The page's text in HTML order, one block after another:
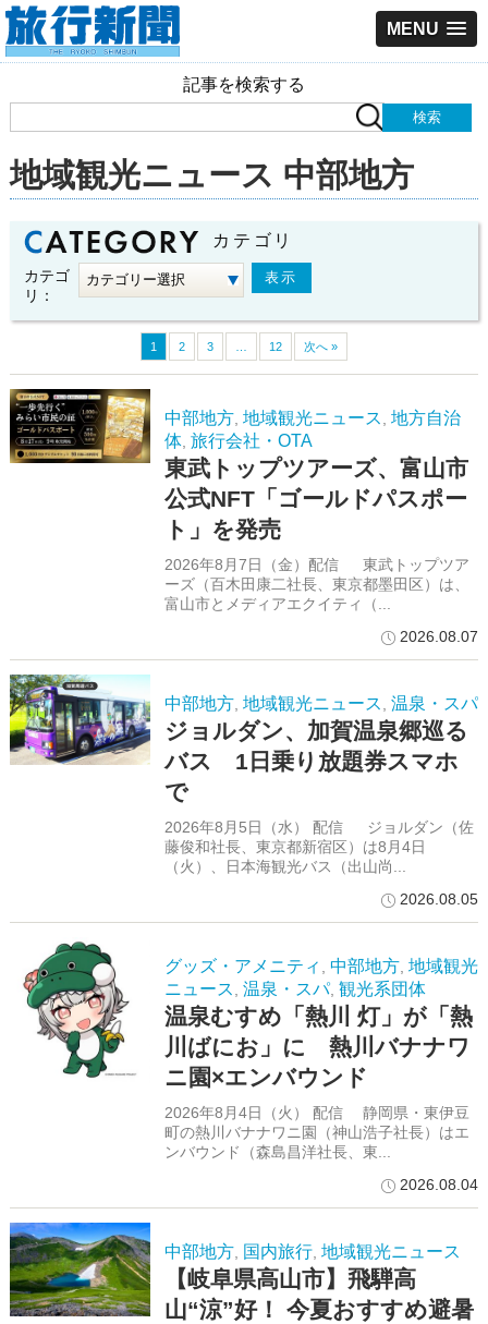
MENU
記事を検索する
地域観光ニュース 中部地方
カテゴリ
カテゴ
リ：
1 2 3 12 次へ »
中部地方, 地域観光ニュース, 地方自治
体, 旅行会社・OTA
東武トップツアーズ、富山市
公式NFT「ゴールドパスポー
ト」を発売
2026年8月7日（金）配信 東武トップツア
ーズ（百木田康二社長、東京都墨田区）は、
富山市とメディアエクイティ（...
2026.08.07
中部地方, 地域観光ニュース, 温泉・スパ
ジョルダン、加賀温泉郷巡る
バス 1日乗り放題券スマホ
で
2026年8月5日（水） 配信 ジョルダン（佐
藤俊和社長、東京都新宿区）は8月4日
（火）、日本海観光バス（出山尚...
2026.08.05
グッズ・アメニティ , 中部地方, 地域観光
ニュース, 温泉・スパ, 観光系団体
温泉むすめ「熱川 灯」が「熱
川ばにお」に 熱川バナナワ
ニ園×エンバウンド
2026年8月4日（火） 配信 静岡県・東伊豆
町の熱川バナナワニ園（神山浩子社長）はエ
ンバウンド（森島昌洋社長、東...
2026.08.04
中部地方, 国内旅行, 地域観光ニュース
【岐阜県高山市】飛騨高
山“涼”好！ 今夏おすすめ避暑